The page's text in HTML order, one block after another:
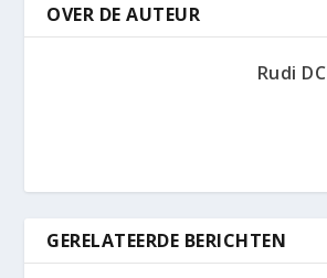
OVER DE AUTEUR
Rudi DC
GERELATEERDE BERICHTEN